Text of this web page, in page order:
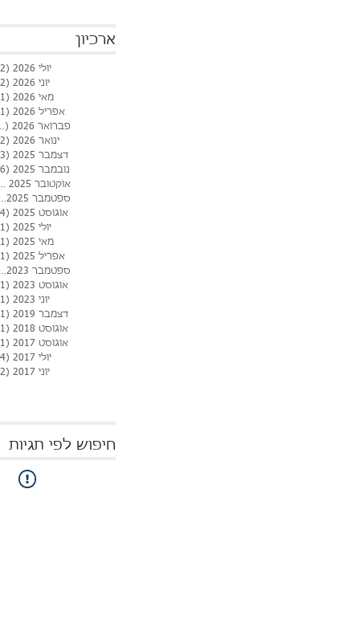
ארכיון
יולי 2026
(2)
יוני 2026
(2)
מאי 2026
(1)
אפריל 2026
(1)
פברואר 2026
(2)
ינואר 2026
(2)
דצמבר 2025
(3)
נובמבר 2025
(6)
אוקטובר 2025
(3)
ספטמבר(4)
אוגוסט 2025
(4)
יולי 2025
(1)
מאי 2025
(1)
אפריל 2025
(1)
ספטמבר(1)
אוגוסט 2023
(1)
יוני 2023
(1)
דצמבר 2019
(1)
אוגוסט 2018
(1)
אוגוסט 2017
(1)
יולי 2017
(4)
יוני 2017
(2)
חיפוש לפי תגיות